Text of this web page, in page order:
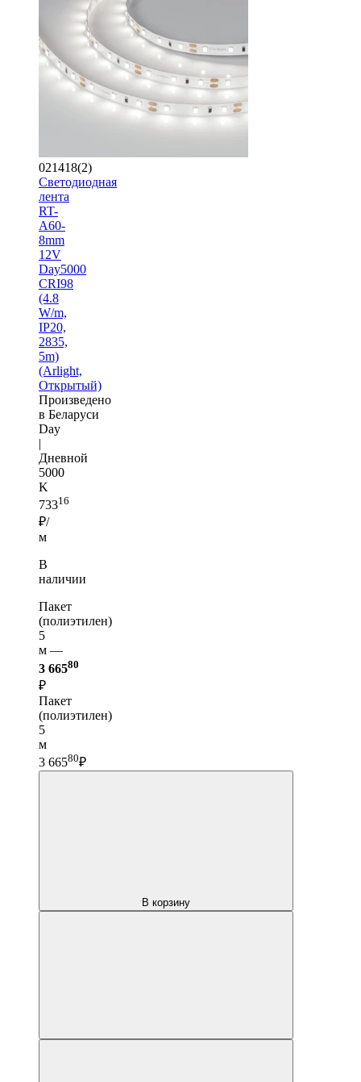
021418(2)
Светодиодная
лента
RT-
A60-
8mm
12V
Day5000
CRI98
(4.8
W/m,
IP20,
2835,
5m)
(Arlight,
Открытый)
Произведено
в Беларуси
Day
|
Дневной
5000
K
73316
₽/
м
В
наличии
Пакет
(полиэтилен)
5
м —
3 66580
₽
Пакет
(полиэтилен)
5
м
3 66580₽
В корзину